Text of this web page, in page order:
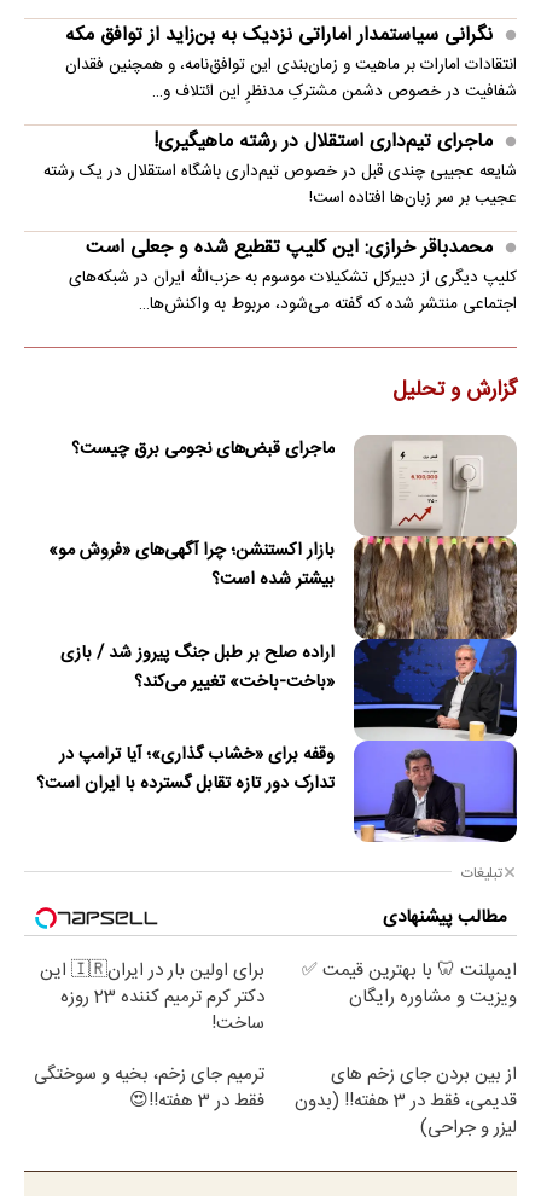
نگرانی سیاستمدار اماراتی نزدیک به بن‌زاید از توافق مکه
انتقادات امارات بر ماهیت و زمان‌بندی این توافق‌نامه، و همچنین فقدان
شفافیت در خصوص دشمن مشترکِ مدنظرِ این ائتلاف و…
ماجرای تیم‌داری استقلال در رشته ماهیگیری!
شایعه عجیبی چندی قبل در خصوص تیم‌داری باشگاه استقلال در یک رشته
عجیب بر سر زبان‌ها افتاده است!
محمدباقر خرازی: این کلیپ تقطیع شده و جعلی است
کلیپ دیگری از دبیرکل تشکیلات موسوم به حزب‌الله ایران در شبکه‌های
اجتماعی منتشر شده که گفته می‌شود، مربوط به واکنش‌ها…
گزارش و تحلیل
ماجرای قبض‌های نجومی برق چیست؟
بازار اکستنشن؛ چرا آگهی‌های «فروش مو»
بیشتر شده است؟
اراده صلح بر طبل جنگ پیروز شد / بازی
«باخت-باخت» تغییر می‌کند؟
وقفه برای «خشاب گذاری»؛ آیا ترامپ در
تدارک دور تازه تقابل گسترده با ایران است؟
تبلیغات
مطالب پیشنهادی
ایمپلنت 🦷 با بهترین قیمت ✅
ویزیت و مشاوره رایگان
برای اولین بار در ایران🇮🇷 این
دکتر کرم ترمیم کننده 23 روزه
ساخت!
از بین بردن جای زخم های
قدیمی، فقط در 3 هفته!! (بدون
لیزر و جراحی)
ترمیم جای زخم، بخیه و سوختگی
فقط در 3 هفته!!😍